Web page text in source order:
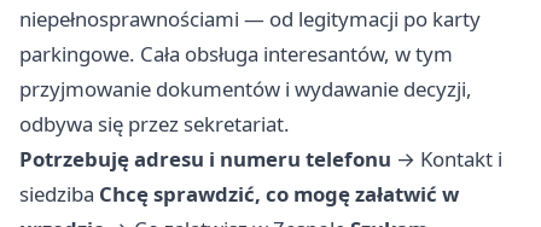
niepełnosprawnościami — od legitymacji po karty
parkingowe. Cała obsługa interesantów, w tym
przyjmowanie dokumentów i wydawanie decyzji,
odbywa się przez sekretariat.
Potrzebuję adresu i numeru telefonu → Kontakt i
siedziba Chcę sprawdzić, co mogę załatwić w